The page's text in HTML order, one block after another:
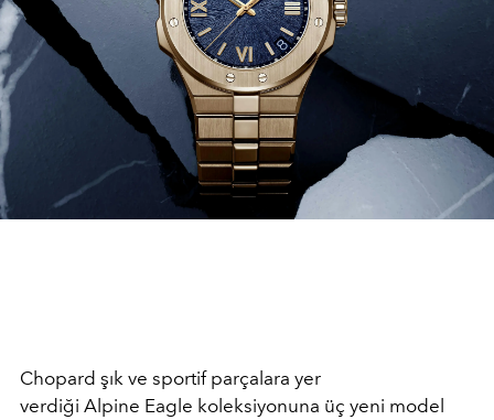
Chopard şık ve sportif parçalara yer
verdiği Alpine Eagle koleksiyonuna üç yeni model